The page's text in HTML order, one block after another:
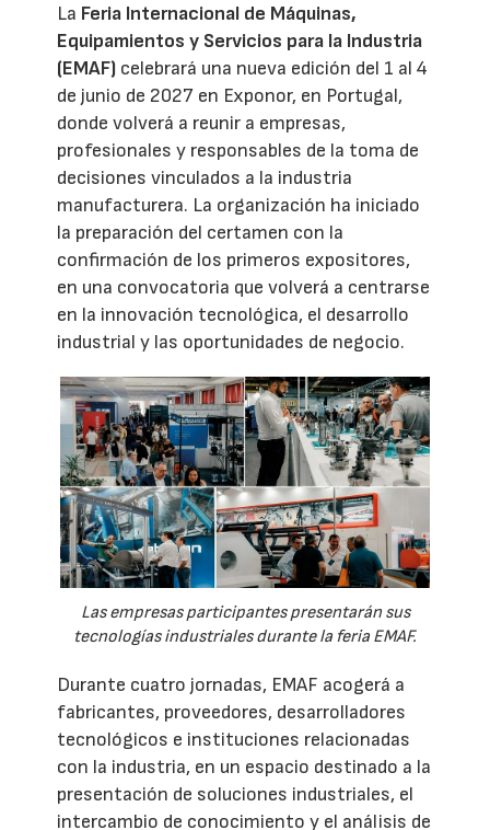
La Feria Internacional de Máquinas,
Equipamientos y Servicios para la Industria
(EMAF) celebrará una nueva edición del 1 al 4
de junio de 2027 en Exponor, en Portugal,
donde volverá a reunir a empresas,
profesionales y responsables de la toma de
decisiones vinculados a la industria
manufacturera. La organización ha iniciado
la preparación del certamen con la
confirmación de los primeros expositores,
en una convocatoria que volverá a centrarse
en la innovación tecnológica, el desarrollo
industrial y las oportunidades de negocio.
Las empresas participantes presentarán sus
tecnologías industriales durante la feria EMAF.
Durante cuatro jornadas, EMAF acogerá a
fabricantes, proveedores, desarrolladores
tecnológicos e instituciones relacionadas
con la industria, en un espacio destinado a la
presentación de soluciones industriales, el
intercambio de conocimiento y el análisis de